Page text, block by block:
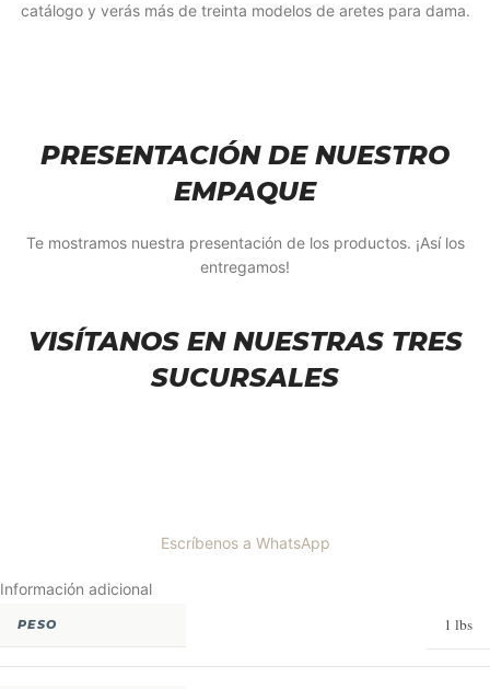
catálogo y verás más de treinta modelos de aretes para dama.
PRESENTACIÓN DE NUESTRO
EMPAQUE
Te mostramos nuestra presentación de los productos. ¡Así los
entregamos!
VISÍTANOS EN NUESTRAS TRES
SUCURSALES
Escríbenos a WhatsApp
Información adicional
PESO 1 lbs